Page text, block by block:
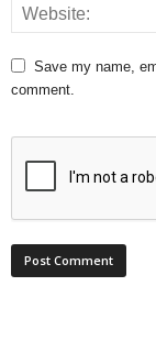
Save my name,
comment.